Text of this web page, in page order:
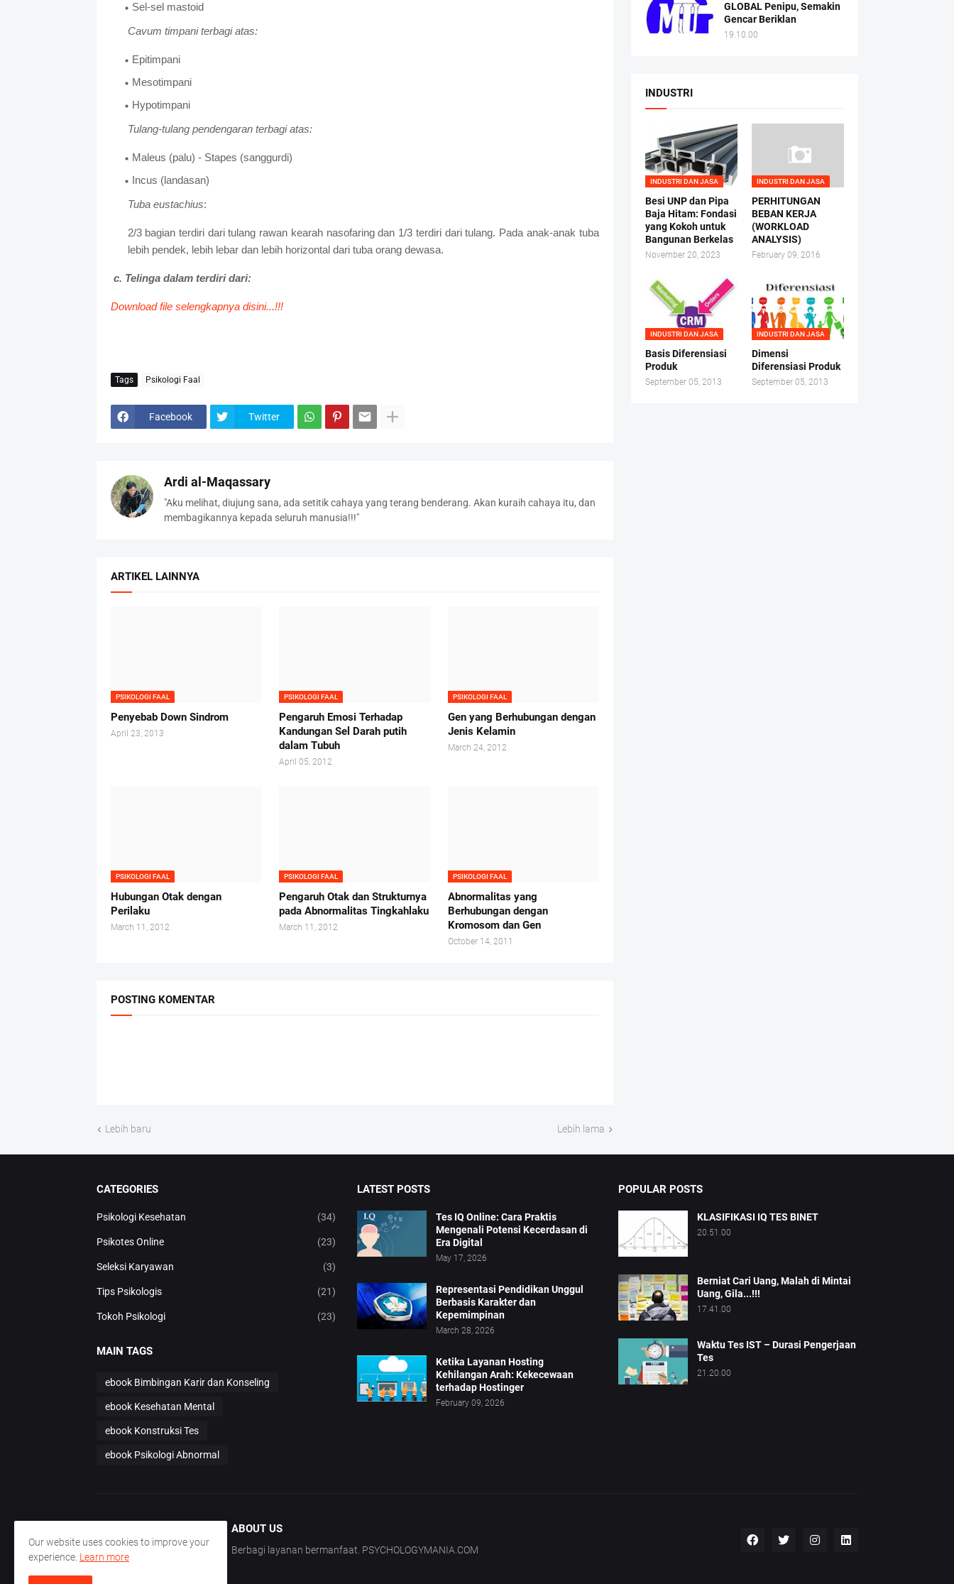
Sel-sel mastoid
Cavum timpani terbagi atas:
Epitimpani
Mesotimpani
Hypotimpani
Tulang-tulang pendengaran terbagi atas:
Maleus (palu) - Stapes (sanggurdi)
Incus (landasan)
Tuba eustachius:
2/3 bagian terdiri dari tulang rawan kearah nasofaring dan 1/3 terdiri dari tulang. Pada anak-anak tuba
lebih pendek, lebih lebar dan lebih horizontal dari tuba orang dewasa.
c. Telinga dalam terdiri dari:
Download file selengkapnya disini...!!!
Tags Psikologi Faal
Facebook Twitter
Ardi al-Maqassary
"Aku melihat, diujung sana, ada setitik cahaya yang terang benderang. Akan kuraih cahaya itu, dan
membagikannya kepada seluruh manusia!!!"
ARTIKEL LAINNYA
PSIKOLOGI FAAL
Penyebab Down Sindrom
April 23, 2013
PSIKOLOGI FAAL
Pengaruh Emosi Terhadap
Kandungan Sel Darah putih
dalam Tubuh
April 05, 2012
PSIKOLOGI FAAL
Gen yang Berhubungan dengan
Jenis Kelamin
March 24, 2012
PSIKOLOGI FAAL
Hubungan Otak dengan
Perilaku
March 11, 2012
PSIKOLOGI FAAL
Pengaruh Otak dan Strukturnya
pada Abnormalitas Tingkahlaku
March 11, 2012
PSIKOLOGI FAAL
Abnormalitas yang
Berhubungan dengan
Kromosom dan Gen
October 14, 2011
POSTING KOMENTAR
Lebih baru Lebih lama
GLOBAL Penipu, Semakin
Gencar Beriklan
19.10.00
INDUSTRI
INDUSTRI DAN JASA
Besi UNP dan Pipa
Baja Hitam: Fondasi
yang Kokoh untuk
Bangunan Berkelas
November 20, 2023
INDUSTRI DAN JASA
PERHITUNGAN
BEBAN KERJA
(WORKLOAD
ANALYSIS)
February 09, 2016
INDUSTRI DAN JASA
Basis Diferensiasi
Produk
September 05, 2013
INDUSTRI DAN JASA
Dimensi
Diferensiasi Produk
September 05, 2013
CATEGORIES
Psikologi Kesehatan (34)
Psikotes Online (23)
Seleksi Karyawan (3)
Tips Psikologis (21)
Tokoh Psikologi (23)
MAIN TAGS
ebook Bimbingan Karir dan Konseling
ebook Kesehatan Mental
ebook Konstruksi Tes
ebook Psikologi Abnormal
LATEST POSTS
Tes IQ Online: Cara Praktis
Mengenali Potensi Kecerdasan di
Era Digital
May 17, 2026
Representasi Pendidikan Unggul
Berbasis Karakter dan
Kepemimpinan
March 28, 2026
Ketika Layanan Hosting
Kehilangan Arah: Kekecewaan
terhadap Hostinger
February 09, 2026
POPULAR POSTS
KLASIFIKASI IQ TES BINET
20.51.00
Berniat Cari Uang, Malah di Mintai
Uang, Gila...!!!
17.41.00
Waktu Tes IST – Durasi Pengerjaan
Tes
21.20.00
ABOUT US
Berbagi layanan bermanfaat. PSYCHOLOGYMANIA.COM
Our website uses cookies to improve your
experience. Learn more